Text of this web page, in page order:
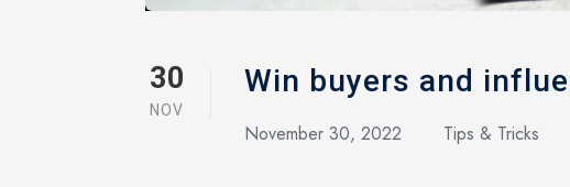
30
NOV
Win buyers and
November 30, 2022 Tips & Tricks